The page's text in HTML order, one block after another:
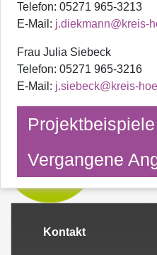
Telefon: 05271 965-3213
E-Mail: j.diekmann@kreis-
Frau Julia Siebeck
Telefon: 05271 965-3216
E-Mail: j.siebeck@kreis-
Vergangene
Kontakt